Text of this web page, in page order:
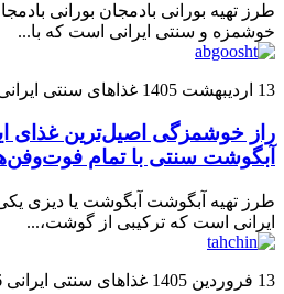
طرز تهیه بورانی بادمجان بورانی
خوشمزه و سنتی ایرانی است که با...
13 اردیبهشت 1405 غذاهای سنتی
راز خوشمزگی اصیل‌ترین غذای
آبگوشت سنتی با تمام
طرز تهیه آبگوشت آبگوشت یا دیزی
ایرانی است که ترکیبی از گوشت،...
13 فروردین 1405 غذاهای سنتی ایرانی